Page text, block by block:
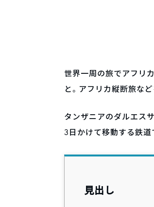
世界一周の旅でアフリ
と。アフリカ縦断旅な
タンザニアのダルエス
3日かけて移動する鉄道
見出し